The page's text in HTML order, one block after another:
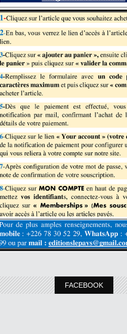
FACEBOOK